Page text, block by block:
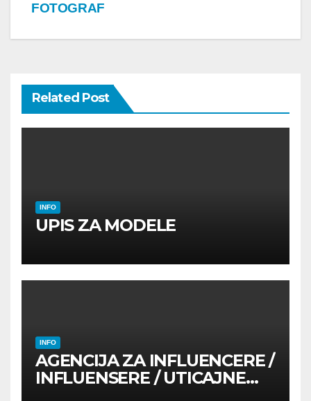
FOTOGRAF
Related Post
INFO
UPIS ZA MODELE
INFO
AGENCIJA ZA INFLUENCERE /
INFLUENSERE / UTICAJNE